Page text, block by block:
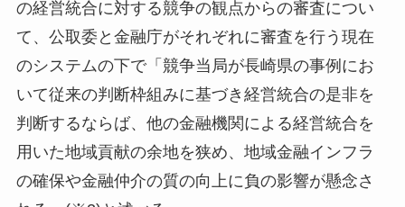
の経営統合に対する競争の観点からの審査につい
て、公取委と金融庁がそれぞれに審査を行う現在
のシステムの下で「競争当局が長崎県の事例にお
いて従来の判断枠組みに基づき経営統合の是非を
判断するならば、他の金融機関による経営統合を
用いた地域貢献の余地を狭め、地域金融インフラ
の確保や金融仲介の質の向上に負の影響が懸念さ